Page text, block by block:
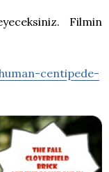
Filmin
centipede-